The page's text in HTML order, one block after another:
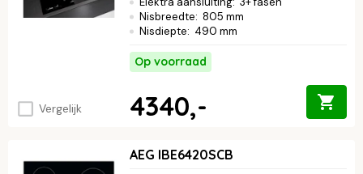
Vergelijk
Nisbreedte: 805 mm
Nisdiepte: 490 mm
Op voorraad
4340,-
AEG IBE6420SCB